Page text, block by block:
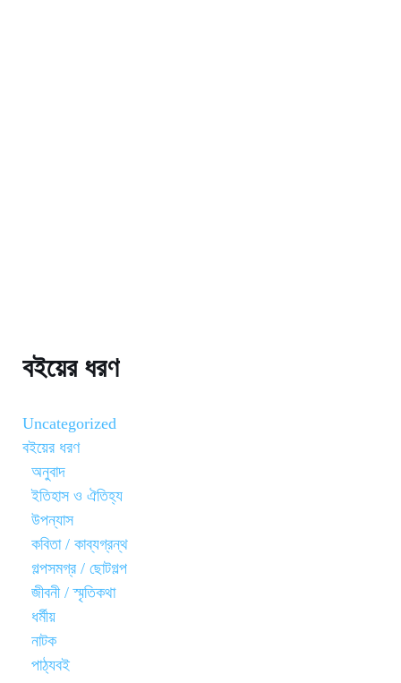
বইয়ের ধরণ
Uncategorized
বইয়ের ধরণ
অনুবাদ
ইতিহাস ও ঐতিহ্য
উপন্যাস
কবিতা / কাব্যগ্রন্থ
গল্পসমগ্র / ছোটগল্প
জীবনী / স্মৃতিকথা
ধর্মীয়
নাটক
পাঠ্যবই